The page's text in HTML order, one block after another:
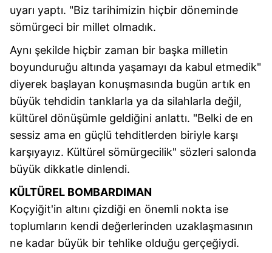
uyarı yaptı. "Biz tarihimizin hiçbir döneminde
sömürgeci bir millet olmadık.
Aynı şekilde hiçbir zaman bir başka milletin
boyunduruğu altında yaşamayı da kabul etmedik"
diyerek başlayan konuşmasında bugün artık en
büyük tehdidin tanklarla ya da silahlarla değil,
kültürel dönüşümle geldiğini anlattı. "Belki de en
sessiz ama en güçlü tehditlerden biriyle karşı
karşıyayız. Kültürel sömürgecilik" sözleri salonda
büyük dikkatle dinlendi.
KÜLTÜREL BOMBARDIMAN
Koçyiğit'in altını çizdiği en önemli nokta ise
toplumların kendi değerlerinden uzaklaşmasının
ne kadar büyük bir tehlike olduğu gerçeğiydi.